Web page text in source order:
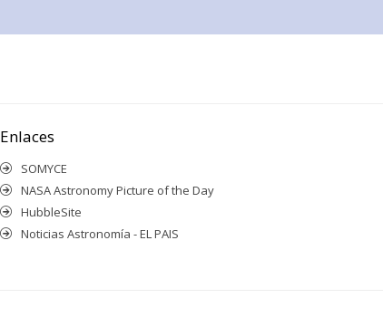
Enlaces
SOMYCE
NASA Astronomy Picture of the Day
HubbleSite
Noticias Astronomía - EL PAIS